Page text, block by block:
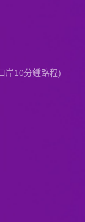
岸10分鍾路程)